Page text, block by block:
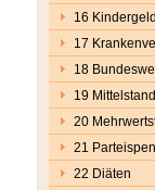
16 Kindergeld
17
18
19
20
21
22 Diäten